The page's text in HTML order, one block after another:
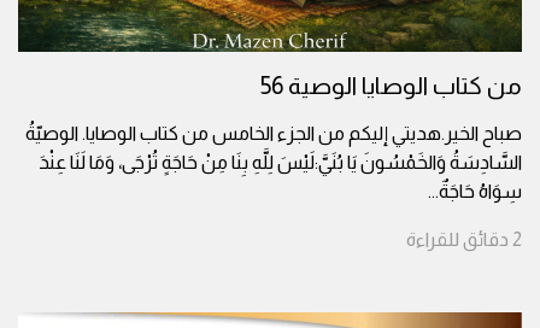
من كتاب الوصايا الوصية 56
صباح الخير.هديتي إليكم من الجزء الخامس من كتاب الوصايا. الوصيّةُ
السَّادِسَةُ وَالخَمْسُونَ يَا بُنَيَّ:لَيْسَ لِلَّهِ بِنَا مِنْ حَاجَةٍ تُرْجَى، وَمَا لَنَا عِنْدَ
سِوَاهُ حَاجَةٌ...
2 دقائق للقراءة